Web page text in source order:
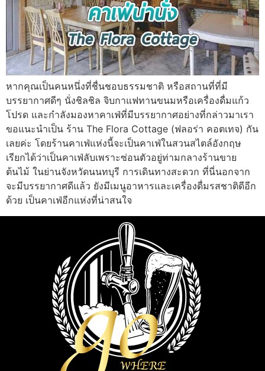
หากคุณเป็นคนหนึ่งที่ชื่นชอบธรรมชาติ หรือสถานที่ที่มี
บรรยากาศดีๆ นั่งชิลชิล จิบกาแฟทานขนมหรือเครื่องดื่มแก้ว
โปรด และกำลังมองหาคาเฟ่ที่มีบรรยากาศอย่างที่กล่าวมาเรา
ขอแนะนำเป็น ร้าน The Flora Cottage (ฟลอร่า คอตเทจ) กัน
เลยค่ะ โดยร้านคาเฟ่แห่งนี้จะเป็นคาเฟ่ในสวนสไตล์อังกฤษ
เรียกได้ว่าเป็นคาเฟ่ลับเพราะซ่อนตัวอยู่ท่ามกลางร้านขาย
ต้นไม้ ในย่านจังหวัดนนทบุรี การเดินทางสะดวก ที่นี่นอกจาก
จะมีบรรยากาศดีแล้ว ยังมีเมนูอาหารและเครื่องดื่มรสชาติดีอีก
ด้วย เป็นคาเฟ่อีกแห่งที่น่าสนใจ